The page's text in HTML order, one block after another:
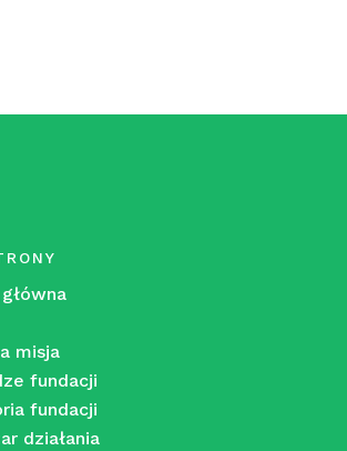
misja
fundacji
fundacji
działania